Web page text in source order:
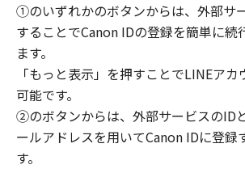
①のいずれかのボタンからは、外部サ
することでCanon IDの登録を簡単に続
ます。
「もっと表示」を押すことでLINEア
可能です。
②のボタンからは、外部サービスのID
ールアドレスを用いてCanon IDに登録
す。